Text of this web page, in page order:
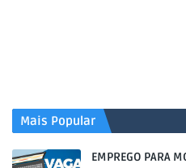
Mais Popular
EMPREGO PARA